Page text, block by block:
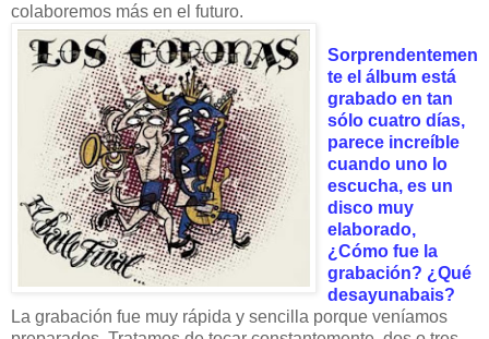
colaboremos más en el futuro.
Sorprendentemen
te el álbum está
grabado en tan
sólo cuatro días,
parece increíble
cuando uno lo
escucha, es un
disco muy
elaborado,
¿Cómo fue la
grabación? ¿Qué
desayunabais?
La grabación fue muy rápida y sencilla porque veníamos